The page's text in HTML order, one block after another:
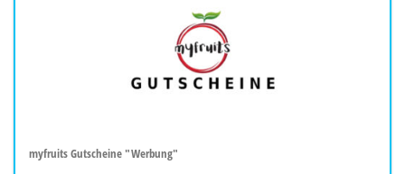
myfruits Gutscheine "Werbung"